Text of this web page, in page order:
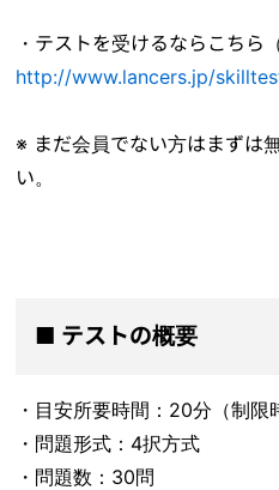
・テストを受けるならこちら
http://www.lancers.jp/
※ まだ会員でない方はまずは
い。
■ テストの概要
・目安所要時間：20分（制限
・問題形式：4択方式
・問題数：30問